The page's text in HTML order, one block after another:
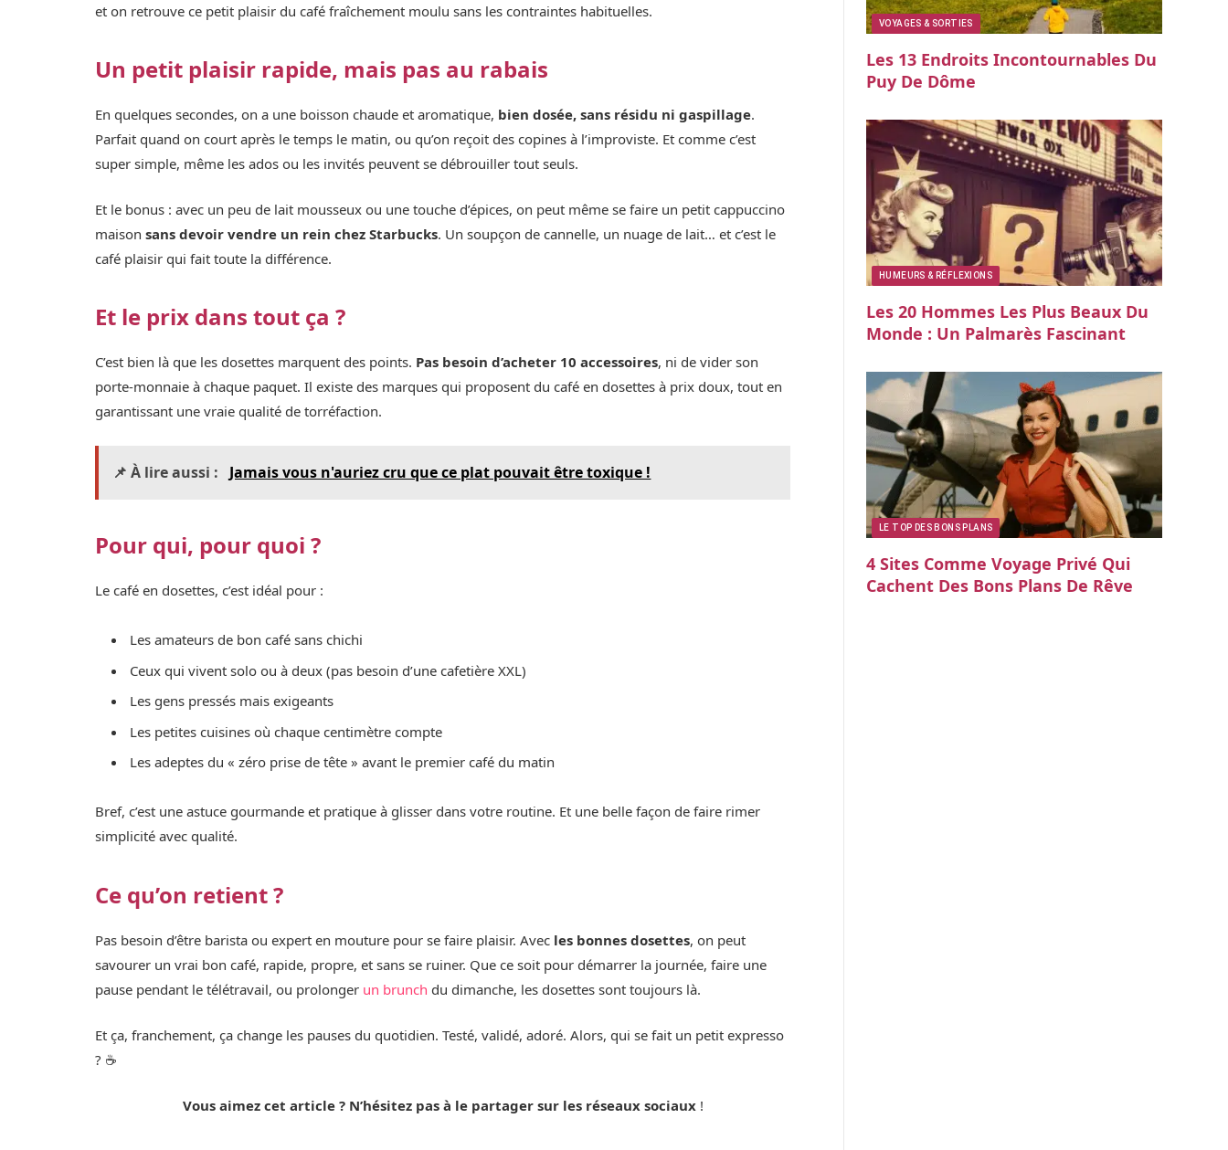
et on retrouve ce petit plaisir du café fraîchement moulu sans les contraintes habituelles.
Un petit plaisir rapide, mais pas au rabais
En quelques secondes, on a une boisson chaude et aromatique, bien dosée, sans résidu ni gaspillage.
Parfait quand on court après le temps le matin, ou qu’on reçoit des copines à l’improviste. Et comme c’est
super simple, même les ados ou les invités peuvent se débrouiller tout seuls.
Et le bonus : avec un peu de lait mousseux ou une touche d’épices, on peut même se faire un petit cappuccino
maisonsans devoir vendre un rein chez Starbucks. Un soupçon de cannelle, un nuage de lait… et c’est le
café plaisir qui fait toute la différence.
Et le prix dans tout ça ?
C’est bien là que les dosettes marquent des points. Pas besoin d’acheter 10 accessoires, ni de vider son
porte-monnaie à chaque paquet. Il existe des marques qui proposent du café en dosettes à prix doux, tout en
garantissant une vraie qualité de torréfaction.
📌 À lire aussi : Jamais vous n'auriez cru que ce plat pouvait être toxique !
Pour qui, pour quoi ?
Le café en dosettes, c’est idéal pour :
Les amateurs de bon café sans chichi
Ceux qui vivent solo ou à deux (pas besoin d’une cafetière XXL)
Les gens pressés mais exigeants
Les petites cuisines où chaque centimètre compte
Les adeptes du « zéro prise de tête » avant le premier café du matin
Bref, c’est une astuce gourmande et pratique à glisser dans votre routine. Et une belle façon de faire rimer
simplicité avec qualité.
Ce qu’on retient ?
Pas besoin d’être barista ou expert en mouture pour se faire plaisir. Avec les bonnes dosettes, on peut
savourer un vrai bon café, rapide, propre, et sans se ruiner. Que ce soit pour démarrer la journée, faire une
pause pendant le télétravail, ou prolonger un brunch du dimanche, les dosettes sont toujours là.
Et ça, franchement, ça change les pauses du quotidien. Testé, validé, adoré. Alors, qui se fait un petit expresso
? ☕️
Vous aimez cet article ? N’hésitez pas à le partager sur les réseaux sociaux!
VOYAGES & SORTIES
Les 13 Endroits Incontournables Du
Puy De Dôme
HUMEURS & RÉFLEXIONS
Les 20 Hommes Les Plus Beaux Du
Monde : Un Palmarès Fascinant
LE TOP DES BONS PLANS
4 Sites Comme Voyage Privé Qui
Cachent Des Bons Plans De Rêve